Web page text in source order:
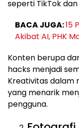
seperti TikTok
BACA JUGA:15
Akibat AI, PHK
Konten berupa
hacks menjadi
Kreativitas dalam
yang menarik
pengguna.